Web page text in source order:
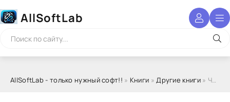
AllSoftLab
AllSoftLab - только нужный софт!! » Книги »Другие книги» Чудесные поделки своими руками. Джуди Балчин, Тэмсин Картер, Мишель Пауэлл 2010, (PDF)